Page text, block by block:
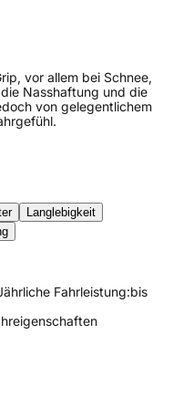
vor allem bei Schnee,
Nasshaftung und die
von gelegentlichem
Langlebigkeit
Fahrleistung:bis